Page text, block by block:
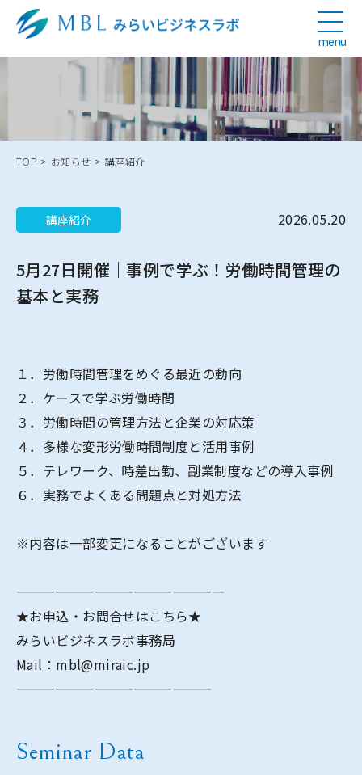
menu
TOP > お知らせ > 講座紹介
講座紹介 2026.05.20
5月27日開催｜事例で学ぶ！労働時間管理の
基本と実務
１．労働時間管理をめぐる最近の動向
２．ケースで学ぶ労働時間
３．労働時間の管理方法と企業の対応策
４．多様な変形労働時間制度と活用事例
５．テレワーク、時差出勤、副業制度などの導入事例
６．実務でよくある問題点と対処方法
※内容は一部変更になることがございます
————————————————
★お申込・お問合せはこちら★
みらいビジネスラボ事務局
Mail：mbl@miraic.jp
———————————————
Seminar Data